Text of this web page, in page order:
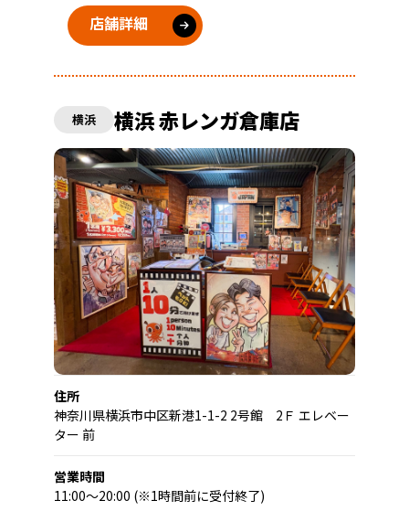
店舗詳細
横浜 横浜 赤レンガ倉庫店
住所
神奈川県横浜市中区新港1-1-2 2号館 2Ｆ エレベー
ター 前
営業時間
11:00〜20:00 (※1時間前に受付終了)